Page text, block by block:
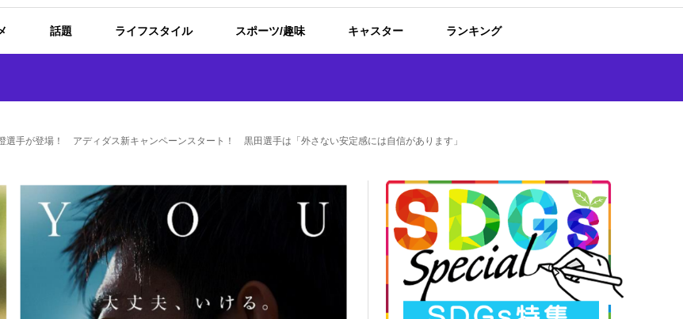
話題 ライフスタイル スポーツ/趣味 キャスター ランキング
選手が登場！ アディダス新キャンペーンスタート！ 黒田選手は「外さない安定感には自信があります」